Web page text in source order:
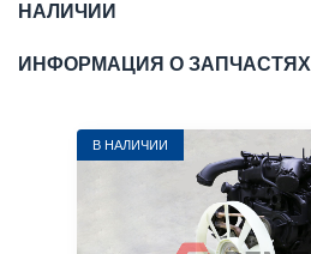
НАЛИЧИИ
ИНФОРМАЦИЯ О ЗАПЧАСТЯХ
В НАЛИЧИИ